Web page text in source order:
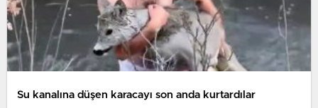
Su kanalına düşen karacayı son anda kurtardılar